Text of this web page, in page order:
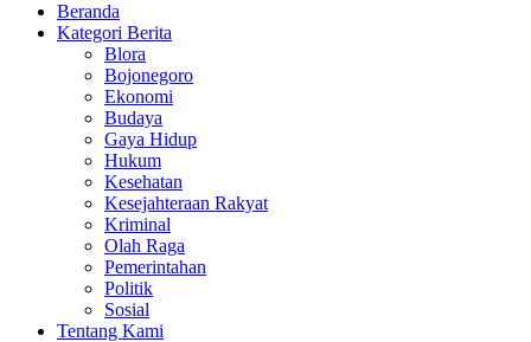
Beranda
Kategori Berita
Blora
Bojonegoro
Ekonomi
Budaya
Gaya Hidup
Hukum
Kesehatan
Kesejahteraan Rakyat
Kriminal
Olah Raga
Pemerintahan
Politik
Sosial
Tentang Kami